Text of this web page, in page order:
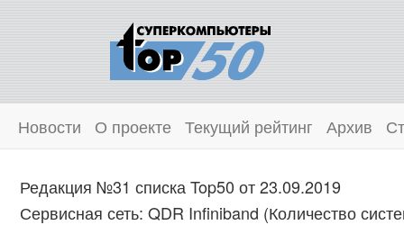
Новости О проекте Текущий рейтинг Архив
Редакция №31 списка Top50 от 23.09.2019
Сервисная сеть: QDR Infiniband (Количество